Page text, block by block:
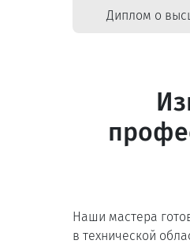
Диплом о
Наши мастера
в технической